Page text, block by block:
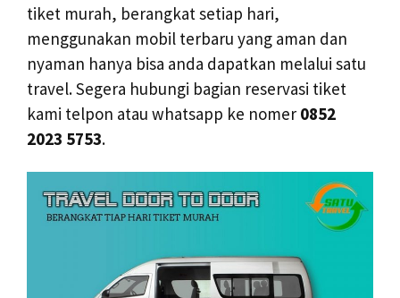
tiket murah, berangkat setiap hari,
menggunakan mobil terbaru yang aman dan
nyaman hanya bisa anda dapatkan melalui satu
travel. Segera hubungi bagian reservasi tiket
kami telpon atau whatsapp ke nomer 0852
2023 5753.